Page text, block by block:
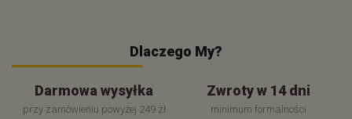
Dlaczego My?
Darmowa wysyłka
przy zamówieniu powyżej 249 zł
Zwroty w 14 dni
minimum formalności